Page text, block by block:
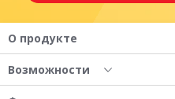
О продукте
Возможности